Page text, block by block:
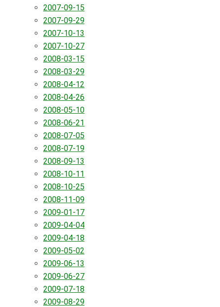
2007-09-15
2007-09-29
2007-10-13
2007-10-27
2008-03-15
2008-03-29
2008-04-12
2008-04-26
2008-05-10
2008-06-21
2008-07-05
2008-07-19
2008-09-13
2008-10-11
2008-10-25
2008-11-09
2009-01-17
2009-04-04
2009-04-18
2009-05-02
2009-06-13
2009-06-27
2009-07-18
2009-08-29